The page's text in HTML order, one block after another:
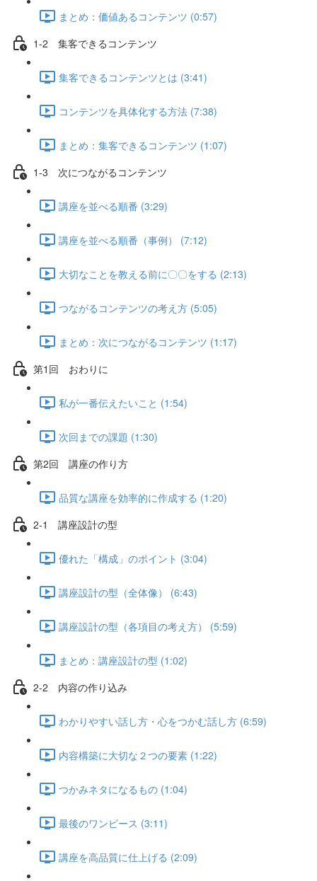
まとめ：価値あるコンテンツ (0:57)
1-2 集客できるコンテンツ
集客できるコンテンツとは (3:41)
コンテンツを具体化する方法 (7:38)
まとめ：集客できるコンテンツ (1:07)
1-3 次につながるコンテンツ
講座を並べる順番 (3:29)
講座を並べる順番（事例） (7:12)
大切なことを教える前に〇〇をする (2:13)
つながるコンテンツの考え方 (5:05)
まとめ：次につながるコンテンツ (1:17)
第1回 おわりに
私が一番伝えたいこと (1:54)
次回までの課題 (1:30)
第2回 講座の作り方
品質な講座を効率的に作成する (1:20)
2-1 講座設計の型
優れた「構成」のポイント (3:04)
講座設計の型（全体像） (6:43)
講座設計の型（各項目の考え方） (5:59)
まとめ：講座設計の型 (1:02)
2-2 内容の作り込み
わかりやすい話し方・心をつかむ話し方 (6:59)
内容構築に大切な２つの要素 (1:22)
つかみネタになるもの (1:04)
最後のワンピース (3:11)
講座を高品質に仕上げる (2:09)